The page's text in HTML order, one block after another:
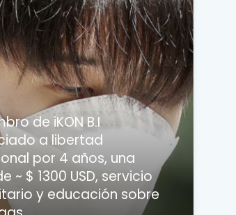
de iKON B.I
a libertad
por 4 años, una
~ $ 1300 USD, servicio
y educación sobre